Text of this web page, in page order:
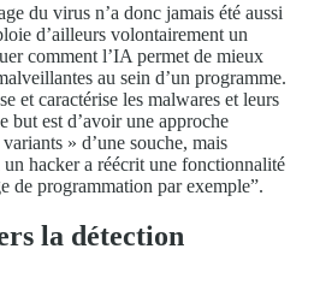
du virus n’a donc jamais été aussi
d’ailleurs volontairement un
comment l’IA permet de mieux
au sein d’un programme.
et caractérise les malwares et leurs
but est d’avoir une approche
» d’une souche, mais
un hacker a réécrit une fonctionnalité
de programmation par exemple”.
la détection